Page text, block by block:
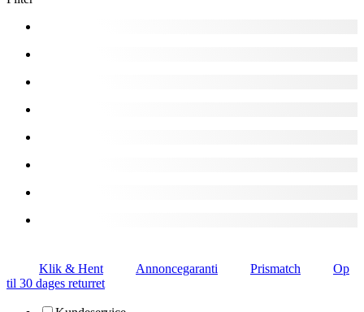
Klik & Hent Annoncegaranti Prismatch
Op
til 30 dages returret